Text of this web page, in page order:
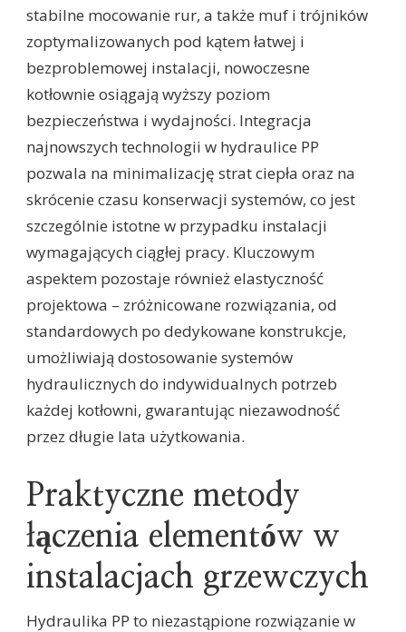
stabilne mocowanie rur, a także muf i trójników
zoptymalizowanych pod kątem łatwej i
bezproblemowej instalacji, nowoczesne
kotłownie osiągają wyższy poziom
bezpieczeństwa i wydajności. Integracja
najnowszych technologii w hydraulice PP
pozwala na minimalizację strat ciepła oraz na
skrócenie czasu konserwacji systemów, co jest
szczególnie istotne w przypadku instalacji
wymagających ciągłej pracy. Kluczowym
aspektem pozostaje również elastyczność
projektowa – zróżnicowane rozwiązania, od
standardowych po dedykowane konstrukcje,
umożliwiają dostosowanie systemów
hydraulicznych do indywidualnych potrzeb
każdej kotłowni, gwarantując niezawodność
przez długie lata użytkowania.
Praktyczne metody
łączenia elementów w
instalacjach grzewczych
Hydraulika PP to niezastąpione rozwiązanie w